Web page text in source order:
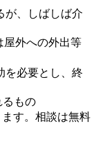
が、しばしば介
屋外への外出等
を必要とし、終
るもの
す。相談は無料